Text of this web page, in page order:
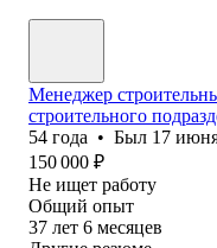
Менеджер
строительного
54 года • Был 17
150 000 ₽
Не ищет работу
Общий опыт
37 лет 6 месяцев